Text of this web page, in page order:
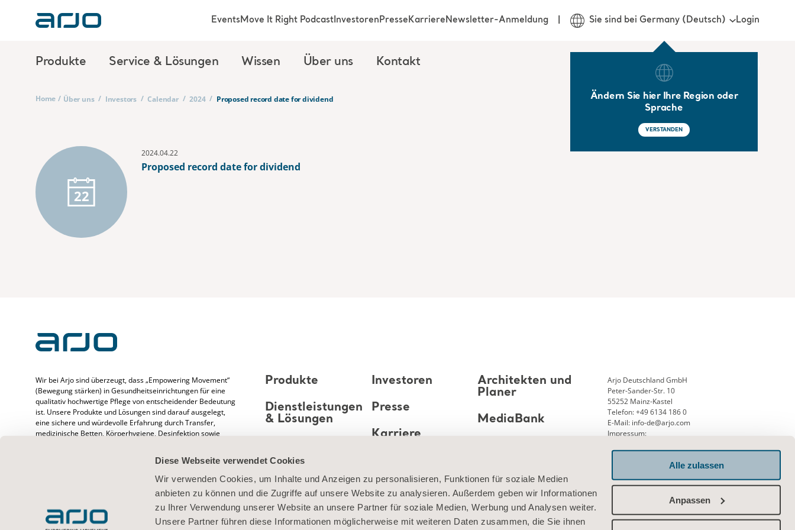
Diese Webseite verwendet Cookies
Wir verwenden Cookies, um Inhalte und Anzeigen zu personalisieren, Funktionen für soziale Medien
anbieten zu können und die Zugriffe auf unsere Website zu analysieren. Außerdem geben wir Informationen
zu Ihrer Verwendung unserer Website an unsere Partner für soziale Medien, Werbung und Analysen weiter.
Unsere Partner führen diese Informationen möglicherweise mit weiteren Daten zusammen, die Sie ihnen
Alle zulassen
Anpassen
Produkte Service & Lösungen Wissen Über uns Kontakt
EventsMove It Right PodcastInvestorenPresseKarriereNewsletter-Anmeldung Sie sind bei Germany (Deutsch)
Ändern Sie hier Ihre Region oder
Sprache
VERSTANDEN
Login
Home / Über uns / Investors / Calendar / 2024 / Proposed record date for dividend
22
2024.04.22
Proposed record date for dividend
Wir bei Arjo sind überzeugt, dass „Empowering Movement“
(Bewegung stärken) in Gesundheitseinrichtungen für eine
qualitativ hochwertige Pflege von entscheidender Bedeutung
ist. Unsere Produkte und Lösungen sind darauf ausgelegt,
eine sichere und würdevolle Erfahrung durch Transfer,
medizinische Betten, Körperhygiene, Desinfektion sowie
6500 Menschen weltweit und verfügen über mehr als 65
Jahre Erfahrung im Umgang mit Patienten/Bewohnern und
bessere klinische Ergebnisse für Menschen ein, deren
Mobilität beeinträchtigt ist.
Produkte
Dienstleistungen
& Lösungen
Über uns
Kontaktieren Sie
uns
Investoren
Presse
Karriere
Architekten und
Planer
MediaBank
Arjo Deutschland GmbH
Peter-Sander-Str. 10
55252 Mainz-Kastel
Telefon: +49 6134 186 0
E-Mail: info-de@arjo.com
Impressum:
Amtsgericht Wiesbaden 25, HRB 12913
USTID-Nr. DE 126341715
Verbinden Sie sich mit uns